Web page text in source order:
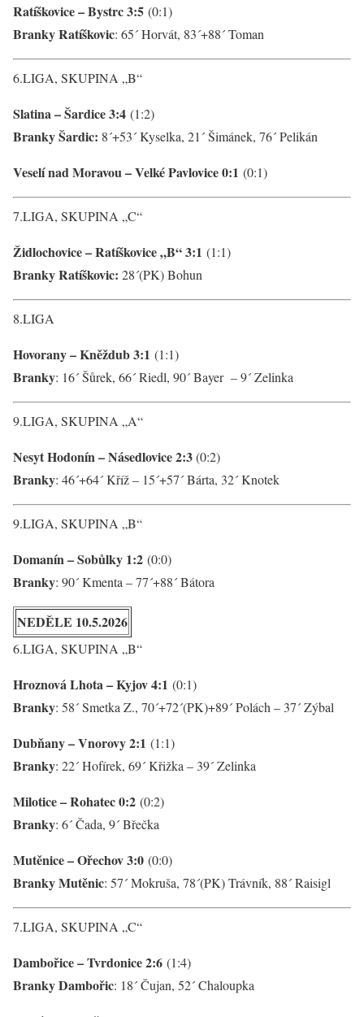
Ratíškovice – Bystrc 3:5 (0:1)
Branky Ratíškovic: 65´ Horvát, 83´+88´ Toman
6.LIGA, SKUPINA „B“
Slatina – Šardice 3:4 (1:2)
Branky Šardic: 8´+53´ Kyselka, 21´ Šimánek, 76´ Pelikán
Veselí nad Moravou – Velké Pavlovice 0:1 (0:1)
7.LIGA, SKUPINA „C“
Židlochovice – Ratíškovice „B“ 3:1 (1:1)
Branky Ratíškovic: 28´(PK) Bohun
8.LIGA
Hovorany – Kněždub 3:1 (1:1)
Branky: 16´ Šůrek, 66´ Riedl, 90´ Bayer – 9´ Zelinka
9.LIGA, SKUPINA „A“
Nesyt Hodonín – Násedlovice 2:3(0:2)
Branky: 46´+64´ Kříž – 15´+57´ Bárta, 32´ Knotek
9.LIGA, SKUPINA „B“
Domanín – Sobůlky 1:2 (0:0)
Branky: 90´ Kmenta – 77´+88´ Bátora
NEDĚLE 10.5.2026
6.LIGA, SKUPINA „B“
Hroznová Lhota – Kyjov 4:1 (0:1)
Branky: 58´ Smetka Z., 70´+72´(PK)+89´ Polách – 37´ Zýbal
Dubňany – Vnorovy 2:1 (1:1)
Branky: 22´ Hofírek, 69´ Křižka – 39´ Zelinka
Milotice – Rohatec 0:2 (0:2)
Branky: 6´ Čada, 9´ Břečka
Mutěnice – Ořechov 3:0 (0:0)
Branky Mutěnic: 57´ Mokruša, 78´(PK) Trávník, 88´ Raisigl
7.LIGA, SKUPINA „C“
Dambořice – Tvrdonice 2:6 (1:4)
BrankyDambořic: 18´ Čujan, 52´ Chaloupka